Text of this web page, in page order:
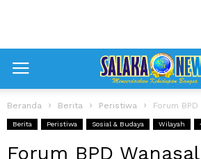
Beranda Berita Peristiwa Forum BPD
Berita Peristiwa Sosial & Budaya Wilayah
Forum BPD